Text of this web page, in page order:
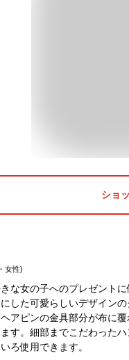
ショ
女性)
な女の子へのプレゼント
した可愛らしいデザイン
アピンの金具部分が布に
す。細部までこだわった
ろ使用できます。